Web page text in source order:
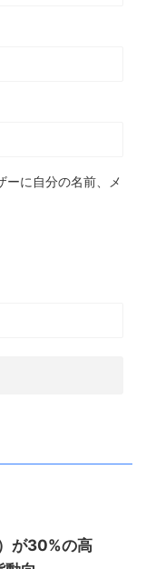
ーに自分の名前、メ
が30%の高